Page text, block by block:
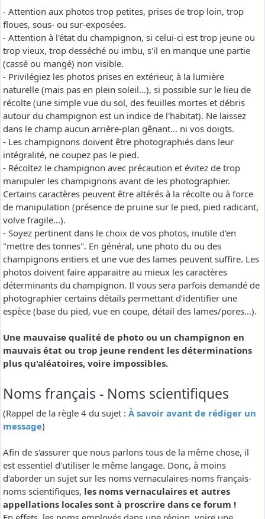
- Attention aux photos trop petites, prises de trop loin, trop
floues, sous- ou sur-exposées.
- Attention à l'état du champignon, si celui-ci est trop jeune ou
trop vieux, trop desséché ou imbu, s'il en manque une partie
(cassé ou mangé) non visible.
- Privilégiez les photos prises en extérieur, à la lumière
naturelle (mais pas en plein soleil...), si possible sur le lieu de
récolte (une simple vue du sol, des feuilles mortes et débris
autour du champignon est un indice de l'habitat). Ne laissez
dans le champ aucun arrière-plan gênant... ni vos doigts.
- Les champignons doivent être photographiés dans leur
intégralité, ne coupez pas le pied.
- Récoltez le champignon avec précaution et évitez de trop
manipuler les champignons avant de les photographier.
Certains caractères peuvent être altérés à la récolte ou à force
de manipulation (présence de pruine sur le pied, pied radicant,
volve fragile...).
- Soyez pertinent dans le choix de vos photos, inutile d'en
"mettre des tonnes". En général, une photo du ou des
champignons entiers et une vue des lames peuvent suffire. Les
photos doivent faire apparaitre au mieux les caractères
déterminants du champignon. Il vous sera parfois demandé de
photographier certains détails permettant d'identifier une
espèce (base du pied, vue en coupe, détail des lames/pores...).
Une mauvaise qualité de photo ou un champignon en
mauvais état ou trop jeune rendent les déterminations
plus qu'aléatoires, voire impossibles.
Noms français - Noms scientifiques
(Rappel de la règle 4 du sujet : À savoir avant de rédiger un
message)
Afin de s'assurer que nous parlons tous de la même chose, il
est essentiel d'utiliser le même langage. Donc, à moins
d'aborder un sujet sur les noms vernaculaires-noms français-
noms scientifiques, les noms vernaculaires et autres
appellations locales sont à proscrire dans ce forum !